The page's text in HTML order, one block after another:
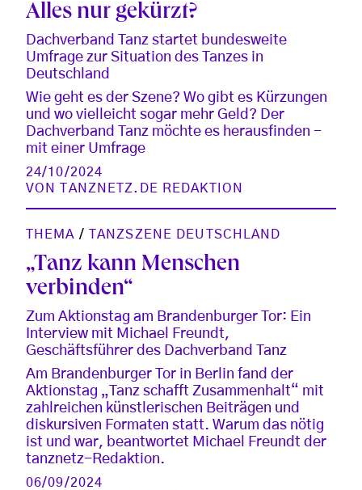
Alles nur gekürzt?
Dachverband Tanz startet bundesweite
Umfrage zur Situation des Tanzes in
Deutschland
Wie geht es der Szene? Wo gibt es Kürzungen
und wo vielleicht sogar mehr Geld? Der
Dachverband Tanz möchte es herausfinden -
mit einer Umfrage
24/10/2024
VON
TANZNETZ.DE REDAKTION
THEMA / TANZSZENE DEUTSCHLAND
„Tanz kann Menschen
verbinden“
Zum Aktionstag am Brandenburger Tor: Ein
Interview mit Michael Freundt,
Geschäftsführer des Dachverband Tanz
Am Brandenburger Tor in Berlin fand der
Aktionstag „Tanz schafft Zusammenhalt“ mit
zahlreichen künstlerischen Beiträgen und
diskursiven Formaten statt. Warum das nötig
ist und war, beantwortet Michael Freundt der
tanznetz-Redaktion.
06/09/2024